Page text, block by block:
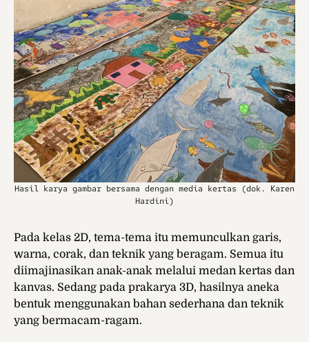
Hasil karya gambar bersama dengan media kertas (dok. Karen
Hardini)
Pada kelas 2D, tema-tema itu memunculkan garis,
warna, corak, dan teknik yang beragam. Semua itu
diimajinasikan anak-anak melalui medan kertas dan
kanvas. Sedang pada prakarya 3D, hasilnya aneka
bentuk menggunakan bahan sederhana dan teknik
yang bermacam-ragam.